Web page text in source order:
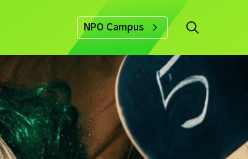
NPO Campus